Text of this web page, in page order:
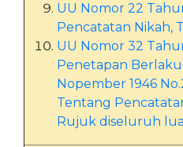
UU Nomor 22
Pencatatan Nikah,
UU Nomor 32
Penetapan
Nopember 1946
Tentang
Rujuk diseluruh